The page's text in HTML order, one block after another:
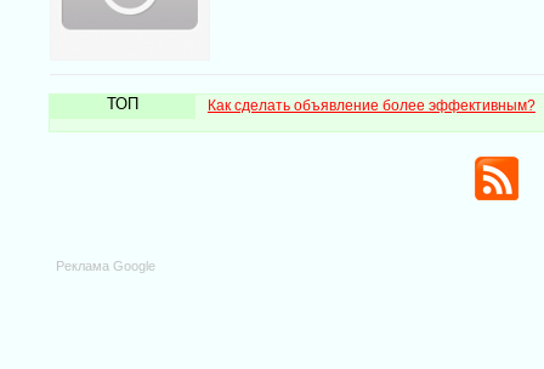
ТОП Как сделать объявление более эффективным?
Реклама Google